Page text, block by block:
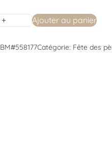
Ajouter au panier
Catégorie: Fête des